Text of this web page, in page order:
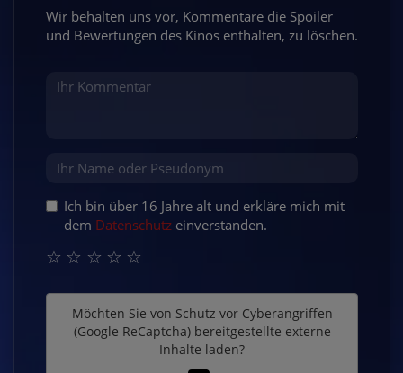
Wir behalten uns vor, Kommentare die Spoiler
und Bewertungen des Kinos enthalten, zu löschen.
Ich bin über 16 Jahre alt und erkläre mich mit
dem Datenschutz einverstanden.
☆
☆
☆
☆
☆
Möchten Sie von Schutz vor Cyberangriffen
(Google ReCaptcha)bereitgestellte externe
Inhalte laden?